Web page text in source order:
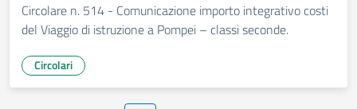
Circolare n. 514 - Comunicazione importo integrativo costi
del Viaggio di istruzione a Pompei – classi seconde.
Circolari